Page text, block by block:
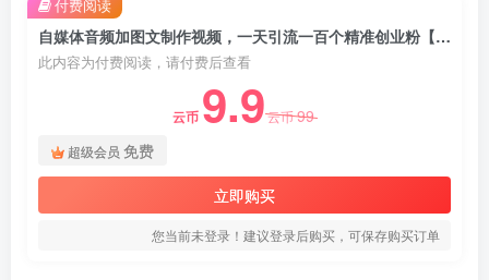
自媒体音频加图文制作视频，一天引流一百个精准创业粉【音频软件+图片素材】【揭秘】
此内容为付费阅读，请付费后查看
云币 9.9云币99
超级会员 免费
立即购买
您当前未登录！建议登录后购买，可保存购买订单
付费阅读